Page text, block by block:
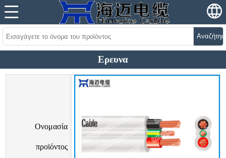
Ερευνα
Ονομασία
προϊόντος